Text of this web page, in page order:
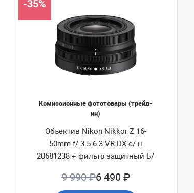
Комиссионные фототовары (трейд-
ин)
Объектив Nikon Nikkor Z 16-
50mm f/ 3.5-6.3 VR DX с/ н
20681238 + фильтр защитный Б/
-35%
9 990 ₽6 490 ₽